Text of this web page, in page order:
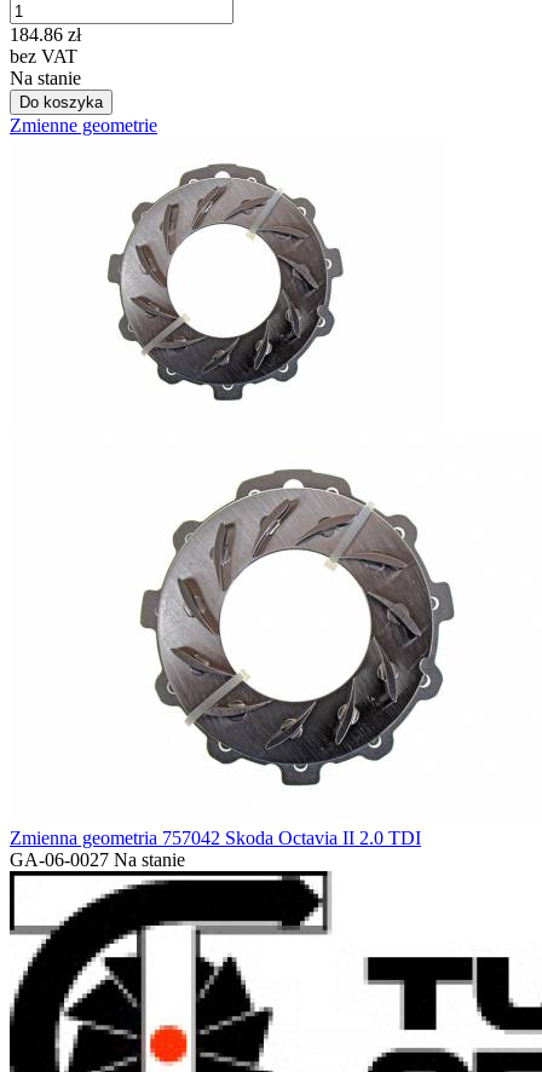
184.86 zł
bez VAT
Na stanie
Do koszyka
Zmienne geometrie
Zmienna geometria 757042 Skoda Octavia II 2.0 TDI
GA-06-0027 Na stanie